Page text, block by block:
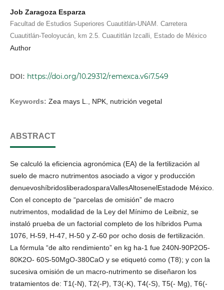
Job Zaragoza Esparza
Facultad de Estudios Superiores Cuautitlán-UNAM. Carretera
Cuautitlán-Teoloyucán, km 2.5. Cuautitlán Izcalli, Estado de México
Author
DOI: https://doi.org/10.29312/remexca.v6i7.549
Keywords: Zea mays L., NPK, nutrición vegetal
ABSTRACT
Se calculó la eficiencia agronómica (EA) de la fertilización al
suelo de macro nutrimentos asociado a vigor y producción
denuevoshíbridosliberadosparaVallesAltosenelEstadode México.
Con el concepto de “parcelas de omisión” de macro
nutrimentos, modalidad de la Ley del Mínimo de Leibniz, se
instaló prueba de un factorial completo de los híbridos Puma
1076, H-59, H-47, H-50 y Z-60 por ocho dosis de fertilización.
La fórmula “de alto rendimiento” en kg ha-1 fue 240N-90P2O5-
80K2O- 60S-50MgO-380CaO y se etiquetó como (T8); y con la
sucesiva omisión de un macro-nutrimento se diseñaron los
tratamientos de: T1(-N), T2(-P), T3(-K), T4(-S), T5(- Mg), T6(-